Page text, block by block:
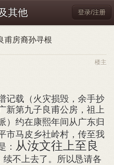
其他 登录/注册
甫房裔孙寻根
楼主
记载（火灾损毁，余手抄
新第九子良甫公房，祖上
）约在康熙年间从广东归
市马皮乡社岭村，传至我
： 从汝文往上至良
续不上去了。所以恳请各